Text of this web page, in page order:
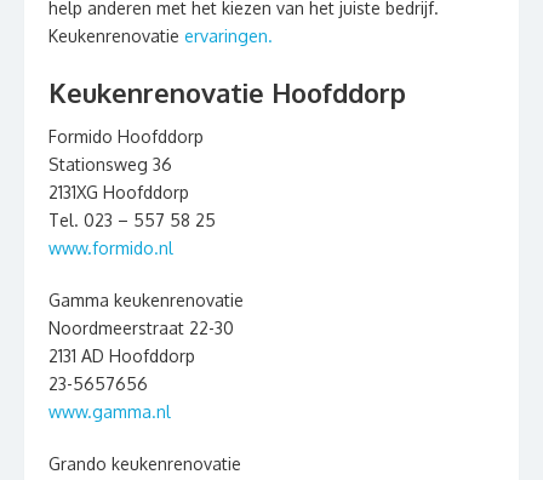
help anderen met het kiezen van het juiste bedrijf.
Keukenrenovatie ervaringen.
Keukenrenovatie Hoofddorp
Formido Hoofddorp
Stationsweg 36
2131XG Hoofddorp
Tel. 023 – 557 58 25
www.formido.nl
Gamma keukenrenovatie
Noordmeerstraat 22-30
2131 AD Hoofddorp
23-5657656
www.gamma.nl
Grando keukenrenovatie